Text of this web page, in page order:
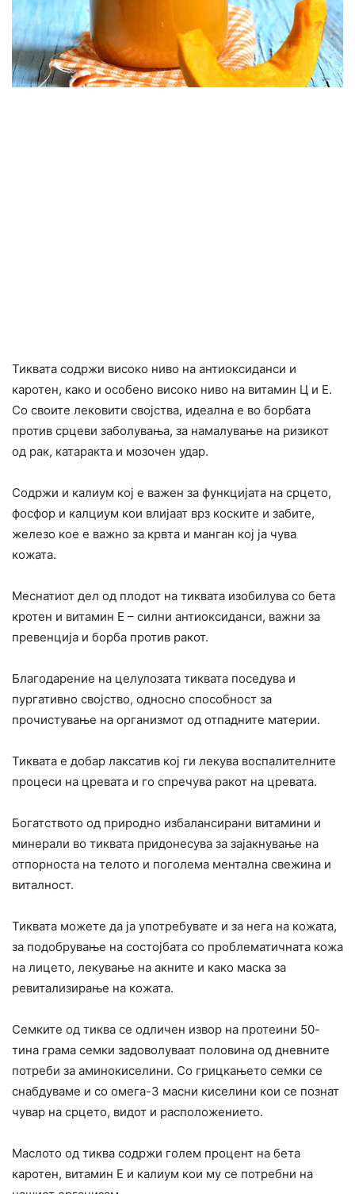
Тиквата содржи високо ниво на антиоксиданси и
каротен, како и особено високо ниво на витамин Ц и Е.
Со своите лековити својства, идеална е во борбата
против срцеви заболувања, за намалување на ризикот
од рак, катаракта и мозочен удар.
Содржи и калиум кој е важен за функцијата на срцето,
фосфор и калциум кои влијаат врз коските и забите,
железо кое е важно за крвта и манган кој ја чува
кожата.
Меснатиот дел од плодот на тиквата изобилува со бета
кротен и витамин Е – силни антиоксиданси, важни за
превенција и борба против ракот.
Благодарение на целулозата тиквата поседува и
пургативно својство, односно способност за
прочистување на организмот од отпадните материи.
Тиквата е добар лаксатив кој ги лекува воспалителните
процеси на цревата и го спречува ракот на цревата.
Богатството од природно избалансирани витамини и
минерали во тиквата придонесува за зајакнување на
отпорноста на телото и поголема ментална свежина и
виталност.
Тиквата можете да ја употребувате и за нега на кожата,
за подобрување на состојбата со проблематичната кожа
на лицето, лекување на акните и како маска за
ревитализирање на кожата.
Семките од тиква се одличен извор на протеини 50-
тина грама семки задоволуваат половина од дневните
потреби за аминокиселини. Со грицкањето семки се
снабдуваме и со омега-3 масни киселини кои се познат
чувар на срцето, видот и расположението.
Маслото од тиква содржи голем процент на бета
каротен, витамин Е и калиум кои му се потребни на